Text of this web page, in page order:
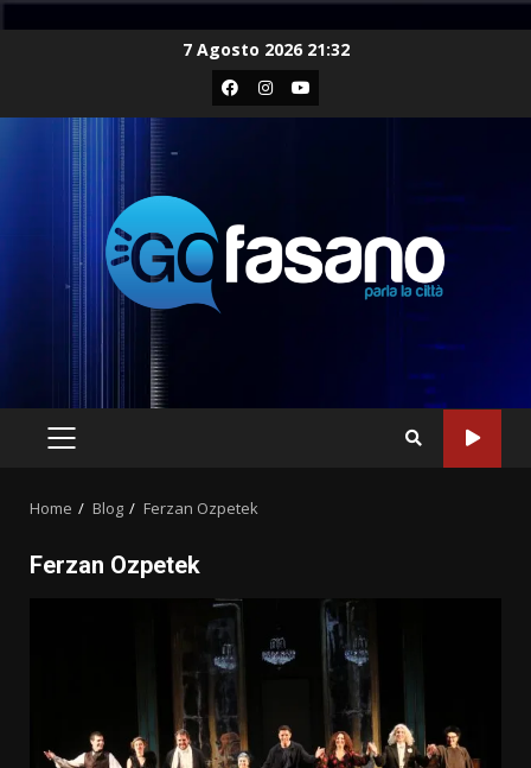
7 Agosto 2026 21:32
Facebook
Instagram
Youtube
PRIMARY
Home Blog Ferzan Ozpetek
Ferzan Ozpetek